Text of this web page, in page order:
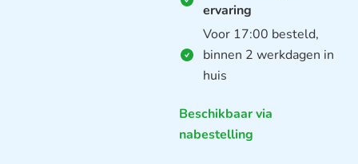
ervaring
Voor 17:00 besteld,
binnen 2 werkdagen in
huis
Beschikbaar via
nabestelling